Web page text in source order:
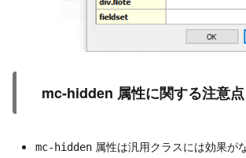
mc-hidden 属性に関する注意点
mc-hidden属性は汎用クラスには効果がな